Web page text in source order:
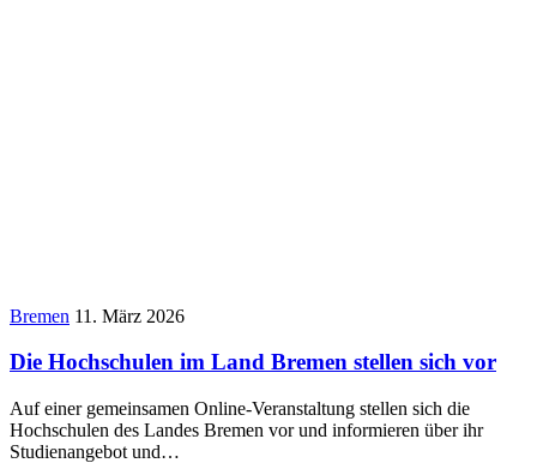
Bremen 11. März 2026
Die Hochschulen im Land Bremen stellen sich vor
Auf einer gemeinsamen Online-Veranstaltung stellen sich die
Hochschulen des Landes Bremen vor und informieren über ihr
Studienangebot und…